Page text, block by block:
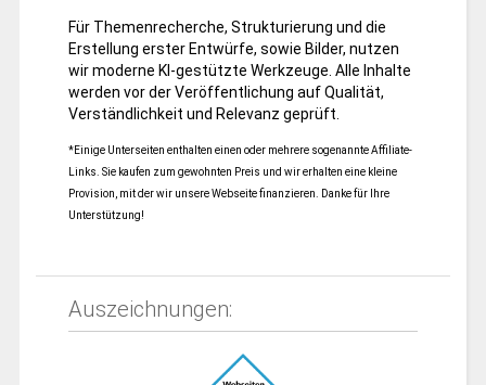
Für Themenrecherche, Strukturierung und die
Erstellung erster Entwürfe, sowie Bilder, nutzen
wir moderne KI-gestützte Werkzeuge. Alle Inhalte
werden vor der Veröffentlichung auf Qualität,
Verständlichkeit und Relevanz geprüft.
*Einige Unterseiten enthalten einen oder mehrere sogenannte Affiliate-
Links. Sie kaufen zum gewohnten Preis und wir erhalten eine kleine
Provision, mit der wir unsere Webseite finanzieren. Danke für Ihre
Unterstützung!
Auszeichnungen: